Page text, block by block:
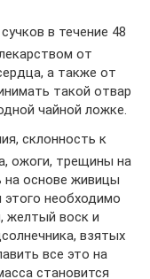
в течение 48
от
а также от
такой отвар
чайной ложке.
склонность к
ожоги, трещины на
основе живицы
необходимо
желтый воск и
взятых
все это на
становится